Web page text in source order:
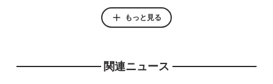
もっと見る
関連ニュース